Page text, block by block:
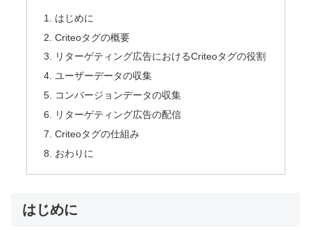
はじめに
Criteoタグの概要
リターゲティング広告におけるCriteoタグの役割
ユーザーデータの収集
コンバージョンデータの収集
リターゲティング広告の配信
Criteoタグの仕組み
おわりに
はじめに